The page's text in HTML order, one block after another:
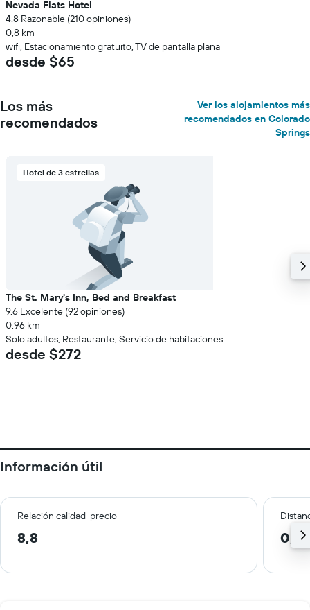
Nevada Flats Hotel
4.8 Razonable (210 opiniones)
0,8 km
wifi, Estacionamiento gratuito, TV de pantalla plana
desde $65
Los más
recomendados
Ver los alojamientos más
recomendados en Colorado
Springs
Hotel de 3 estrellas
The St. Mary's Inn, Bed and Breakfast
9.6 Excelente (92 opiniones)
0,96 km
Solo adultos, Restaurante, Servicio de habitaciones
desde $272
Información útil
Relación calidad-precio
8,8 0,1